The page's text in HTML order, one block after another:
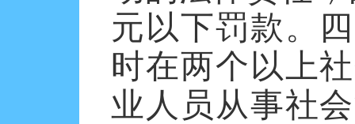
元以下罚款。
时在两个以上
业人员从事社